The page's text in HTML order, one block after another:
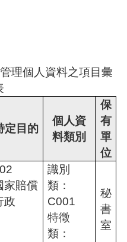
理個人資料之項目彙
定目的
個人資
料類別
保
有
單
位
家賠償
政
識別
類：
C001
特徵
類：
秘
書
室